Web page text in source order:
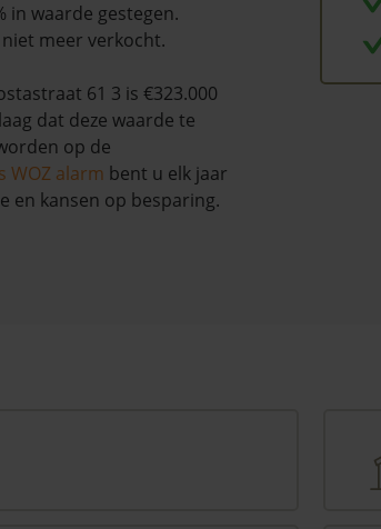
in waarde gestegen.
meer verkocht.
61 3 is €323.000
dat deze waarde te
op de
WOZ alarm bent u elk jaar
en kansen op besparing.